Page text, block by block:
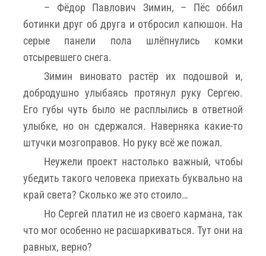
– Фëдор Павлович Зимин, – Пёс оббил
ботинки друг об друга и отбросил капюшон. На
серые панели пола шлёпнулись комки
отсыревшего снега.
Зимин виновато растёр их подошвой и,
добродушно улыбаясь протянул руку Сергею.
Его губы чуть было не расплылись в ответной
улыбке, но он сдержался. Наверняка какие-то
штучки мозгоправов. Но руку всё же пожал.
Неужели проект настолько важный, чтобы
убедить такого человека приехать буквально на
край света? Сколько же это стоило…
Но Сергей платил не из своего кармана, так
что мог особенно не расшаркиваться. Тут они на
равных, верно?